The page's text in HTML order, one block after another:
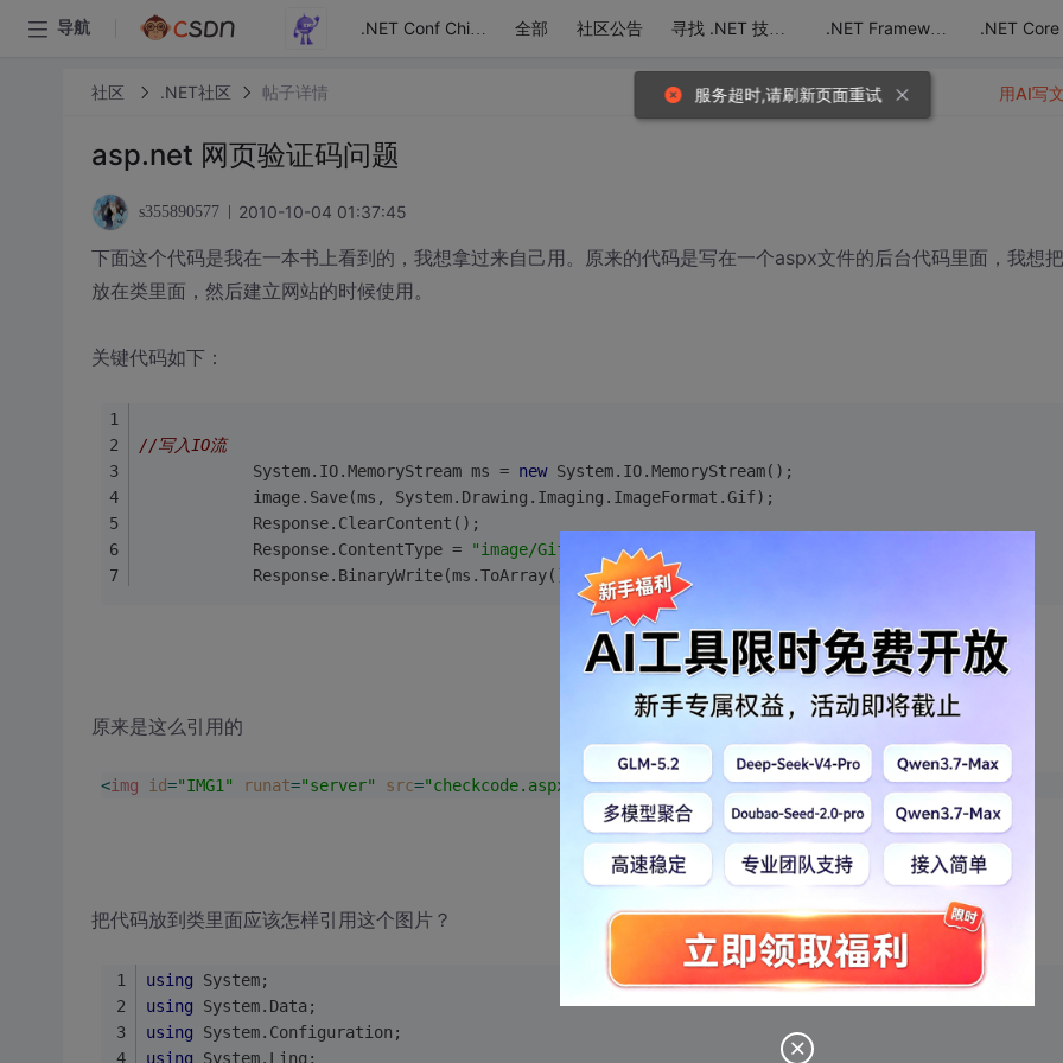
导航 .NET Conf China 全部 社区公告 寻找 .NET 技术达人 .NET Framework .NET Core
社区 .NET社区 帖子详情
asp.net 网页验证码问题
s355890577 2010-10-04 01:37:45
下面这个代码是我在一本书上看到的，我想拿过来自己用。原来的代码是写在一个aspx文件的后台代码里面，我想
放在类里面，然后建立网站的时候使用。
关键代码如下：
//写入IO流
            System.IO.MemoryStream ms =
new System.IO.MemoryStream();
            image.Save(ms, System.Drawing.Imaging.ImageFormat.Gif);
            Response.ClearContent();
            Response.ContentType =
"image/Gif"
            Response.BinaryWrite(ms.ToArray());
原来是这么引用的
<img id="IMG1" runat="server" src="checkcode.aspx" />
把代码放到类里面应该怎样引用这个图片？
using System;
using System.Data;
using System.Configuration;
using System.Linq;
用AI写
服务超时,请刷新页面重试